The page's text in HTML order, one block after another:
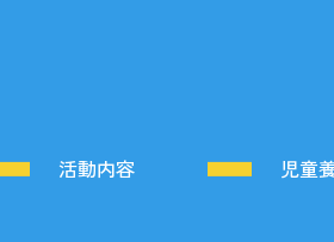
活動内容 児童